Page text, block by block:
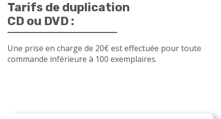
Tarifs de duplication
CD ou DVD :
Une prise en charge de 20€ est effectuée pour toute
commande inférieure à 100 exemplaires.